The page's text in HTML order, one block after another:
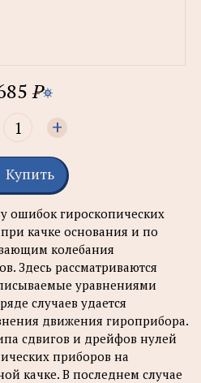
P
+
Купить
ошибок гироскопических
качке основания и по
колебания
Здесь рассматриваются
уравнениями
случаев удается
движения гироприбора.
сдвигов и дрейфов нулей
приборов на
качке. В последнем случае